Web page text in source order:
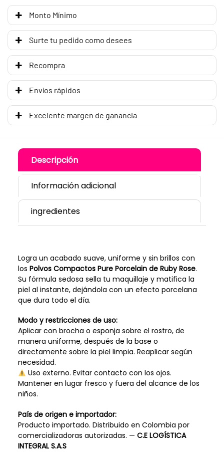
Monto Mínimo
Surte tu pedido como desees
Recompra
Envíos rápidos
Excelente margen de ganancia
Descripción
Información adicional
ingredientes
Logra un acabado suave, uniforme y sin brillos con
los Polvos Compactos Pure Porcelain de Ruby Rose.
Su fórmula sedosa sella tu maquillaje y matifica la
piel al instante, dejándola con un efecto porcelana
que dura todo el día.
Modo y restricciones de uso:
Aplicar con brocha o esponja sobre el rostro, de
manera uniforme, después de la base o
directamente sobre la piel limpia. Reaplicar según
necesidad.
Uso externo. Evitar contacto con los ojos.
Mantener en lugar fresco y fuera del alcance de los
niños.
País de origen e importador:
Producto importado. Distribuido en Colombia por
comercializadoras autorizadas. — C.E LOGÍSTICA
INTEGRAL S.A.S